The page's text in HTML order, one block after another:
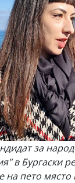
за
в Бургаски
на пето място